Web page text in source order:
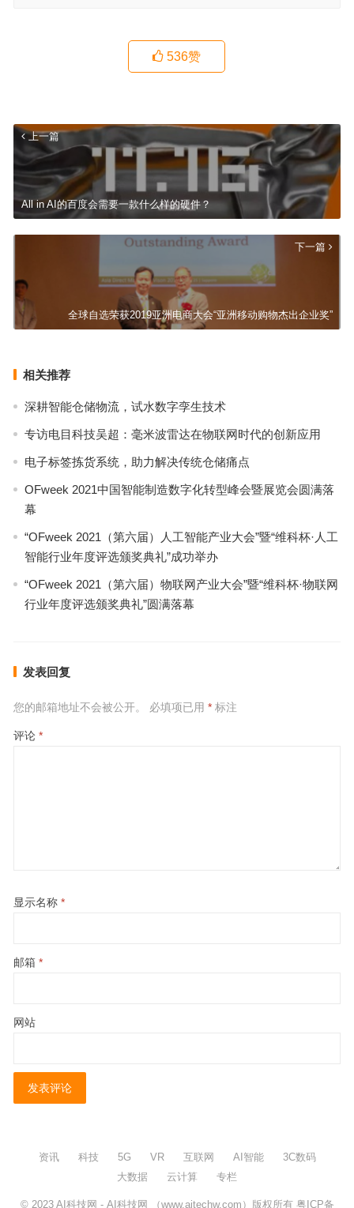
536赞
上一篇
All in AI的百度会需要一款什么样的硬件？
下一篇
全球自选荣获2019亚洲电商大会“亚洲移动购物杰出企业奖”
相关推荐
深耕智能仓储物流，试水数字孪生技术
专访电目科技吴超：毫米波雷达在物联网时代的创新应用
电子标签拣货系统，助力解决传统仓储痛点
OFweek 2021中国智能制造数字化转型峰会暨展览会圆满落
幕
“OFweek 2021（第六届）人工智能产业大会”暨“维科杯·人工
智能行业年度评选颁奖典礼”成功举办
“OFweek 2021（第六届）物联网产业大会”暨“维科杯·物联网
行业年度评选颁奖典礼”圆满落幕
发表回复
您的邮箱地址不会被公开。 必填项已用 *标注
评论 *
显示名称 *
邮箱 *
网站
资讯 科技 5G VR 互联网 AI智能
3C数码
大数据
云计算 专栏
© 2023 AI科技网 - AI科技网 （www.aitechw.com）版权所有粤ICP备